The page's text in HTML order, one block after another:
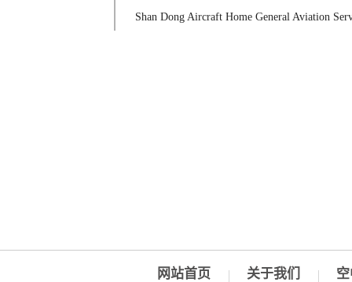
Shan Dong Aircraft Home General Aviation
网站首页 关于我们